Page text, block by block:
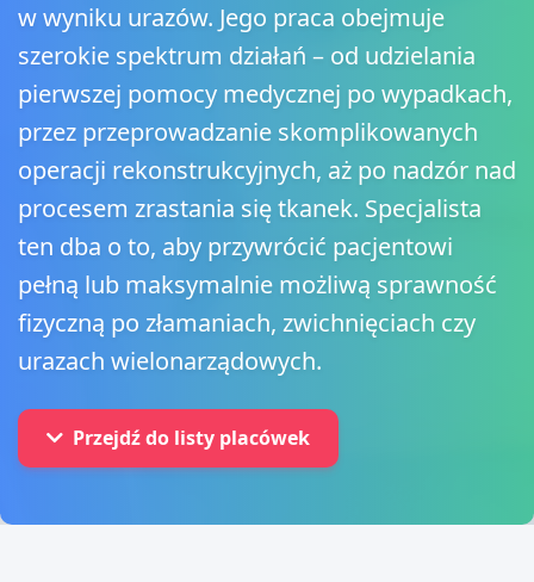
w wyniku urazów. Jego praca obejmuje
szerokie spektrum działań – od udzielania
pierwszej pomocy medycznej po wypadkach,
przez przeprowadzanie skomplikowanych
operacji rekonstrukcyjnych, aż po nadzór nad
procesem zrastania się tkanek. Specjalista
ten dba o to, aby przywrócić pacjentowi
pełną lub maksymalnie możliwą sprawność
fizyczną po złamaniach, zwichnięciach czy
urazach wielonarządowych.
Przejdź do listy placówek